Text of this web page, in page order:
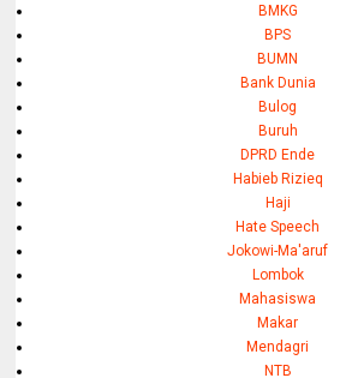
BMKG
BPS
BUMN
Bank Dunia
Bulog
Buruh
DPRD Ende
Habieb Rizieq
Haji
Hate Speech
Jokowi-Ma'aruf
Lombok
Mahasiswa
Makar
Mendagri
NTB